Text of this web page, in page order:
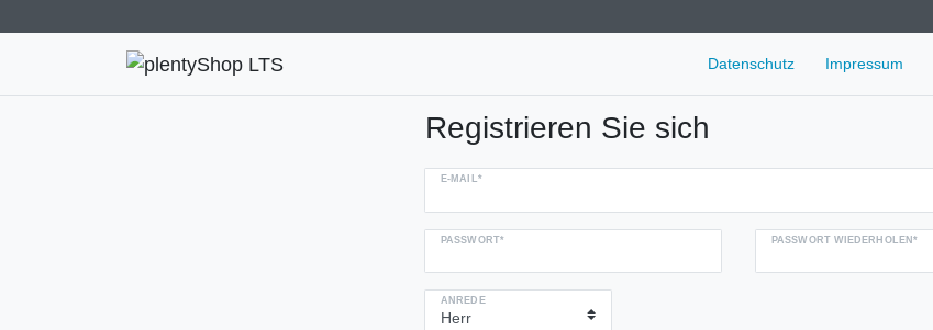
Datenschutz Impressum
Registrieren Sie sich
E-MAIL*
PASSWORT* PASSWORT WIEDERHOLEN*
ANREDE